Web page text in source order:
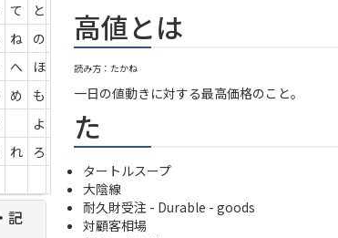
高値とは
読み方：たかね
一日の値動きに対する最高価格のこと。
た
タートルスープ
大陰線
耐久財受注 - Durable - goods
対顧客相場
て
と
ね
の
へ
ほ
め
も
よ
れ
ろ
記